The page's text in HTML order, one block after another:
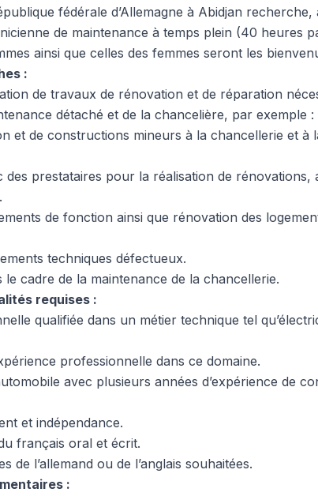
fédérale d’Allemagne à Abidjan
de maintenance à temps plein (40 heures
ainsi que celles des femmes seront les
:
de travaux de rénovation et de réparation
détaché et de la chancelière, par exemple :
et de constructions mineurs à la chancellerie et à
des prestataires pour la réalisation de rénovations,
de fonction ainsi que rénovation des
techniques défectueux.
le cadre de la maintenance de la chancellerie.
requises :
qualifiée dans un métier technique tel
professionnelle dans ce domaine.
avec plusieurs années d’expérience de
et indépendance.
français oral et écrit.
de l’allemand ou de l’anglais souhaitées.
: